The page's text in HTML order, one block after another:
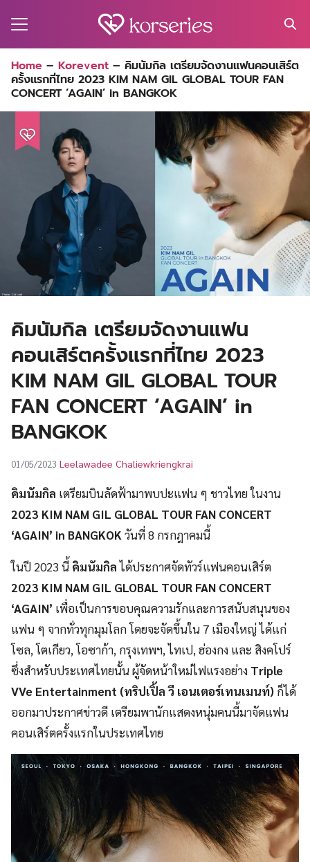
for:
Home – Korevent – คิมนัมกิล เตรียมจัดงานแฟนคอนเสิร์ต
ครั้งแรกที่ไทย 2023 KIM NAM GIL GLOBAL TOUR FAN
CONCERT ‘AGAIN’ in BANGKOK
คิมนัมกิล เตรียมจัดงานแฟน
คอนเสิร์ตครั้งแรกที่ไทย 2023
KIM NAM GIL GLOBAL TOUR
FAN CONCERT ‘AGAIN’ in
BANGKOK
01/05/2023 Leelawadee Chaliewkriengkrai
คิมนัมกิล เตรียมบินลัดฟ้ามาพบปะแฟน ๆ ชาวไทย ในงาน
2023 KIM NAM GIL GLOBAL TOUR FAN CONCERT
‘AGAIN’ in BANGKOK วันที่ 8 กรกฎาคมนี้
ในปี 2023 นี้ คิมนัมกิลได้ประกาศจัดทัวร์แฟนคอนเสิร์ต
2023 KIM NAM GIL GLOBAL TOUR FAN CONCERT
‘AGAIN’ เพื่อเป็นการขอบคุณความรักและการสนับสนุนของ
แฟน ๆ จากทั่วทุกมุมโลก โดยจะจัดขึ้นใน 7 เมืองใหญ่ ได้แก่
โซล, โตเกียว, โอซาก้า, กรุงเทพฯ, ไทเป, ฮ่องกง และ สิงคโปร์
ซึ่งสำหรับประเทศไทยนั้น ผู้จัดหน้าใหม่ไฟแรงอย่าง Triple
VVe Entertainment (ทริปเปิ้ล วี เอนเตอร์เทนเมนท์) ก็ได้
ออกมาประกาศข่าวดี เตรียมพานักแสดงหนุ่มคนนี้มาจัดแฟน
คอนเสิร์ตครั้งแรกในประเทศไทย